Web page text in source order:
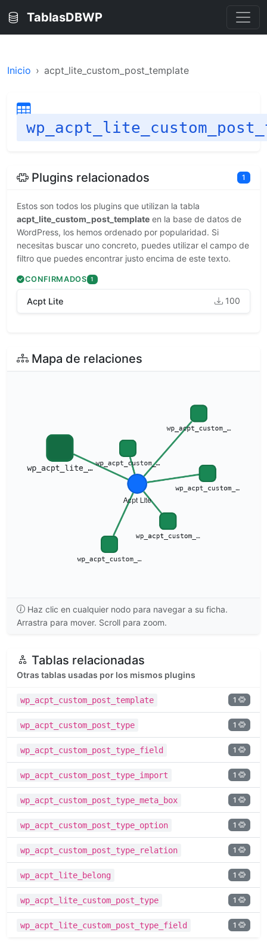
TablasDBWP
Inicio acpt_lite_custom_post_template
Plugins relacionados 1
Estos son todos los plugins que utilizan la tabla
acpt_lite_custom_post_template en la base de datos de
WordPress, los hemos ordenado por popularidad. Si
necesitas buscar uno concreto, puedes utilizar el campo de
filtro que puedes encontrar justo encima de este texto.
CONFIRMADOS 1
Acpt Lite 100
Mapa de relaciones
Haz clic en cualquier nodo para navegar a su ficha.
Arrastra para mover. Scroll para zoom.
Tablas relacionadas
Otras tablas usadas por los mismos plugins
wp_acpt_custom_post_template 1
wp_acpt_custom_post_type 1
wp_acpt_custom_post_type_field 1
wp_acpt_custom_post_type_import 1
wp_acpt_custom_post_type_meta_box 1
wp_acpt_custom_post_type_option 1
wp_acpt_custom_post_type_relation 1
wp_acpt_lite_belong 1
wp_acpt_lite_custom_post_type 1
wp_acpt_lite_custom_post_type_field 1